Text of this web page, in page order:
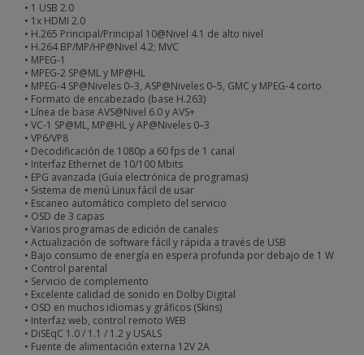
• 1 USB 2.0
• 1x HDMI 2.0
• H.265 Principal/Principal 10@Nivel 4.1 de alto nivel
• H.264 BP/MP/HP@Nivel 4.2; MVC
• MPEG-1
• MPEG-2 SP@ML y MP@HL
• MPEG-4 SP@Niveles 0–3, ASP@Niveles 0–5, GMC y MPEG-4 corto
• Formato de encabezado (base H.263)
• Línea de base AVS@Nivel 6.0 y AVS+
• VC-1 SP@ML, MP@HL y AP@Niveles 0–3
• VP6/VP8
• Decodificación de 1080p a 60 fps de 1 canal
• Interfaz Ethernet de 10/100 Mbits
• EPG avanzada (Guía electrónica de programas)
• Sistema de menú Linux fácil de usar
• Escaneo automático completo del servicio
• OSD de 3 capas
• Varios programas de edición de canales
• Actualización de software fácil y rápida a través de USB
• Bajo consumo de energía en espera profunda por debajo de 1 W
• Control parental
• Servicio de complemento
• Excelente calidad de sonido en Dolby Digital
• OSD en muchos idiomas y gráficos (Skins)
• Interfaz web, control remoto WEB
• DiSEqC 1.0 / 1.1 / 1.2 y USALS
• Fuente de alimentación externa 12V 2A